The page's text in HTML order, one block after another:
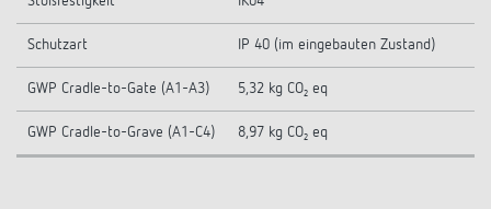
Schutzart IP 40 (im eingebauten Zustand)
GWP Cradle-to-Gate (A1-A3) 5,32 kg CO₂ eq
GWP Cradle-to-Grave (A1-C4) 8,97 kg CO₂ eq